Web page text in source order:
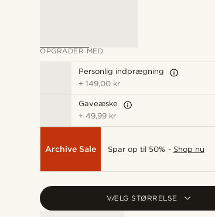
OPGRADER MED
Personlig indprægning
+149,00 kr
Gaveæske
+49,99 kr
Archive Sale Spar op til 50% - Shop nu
VÆLG STØRRELSE